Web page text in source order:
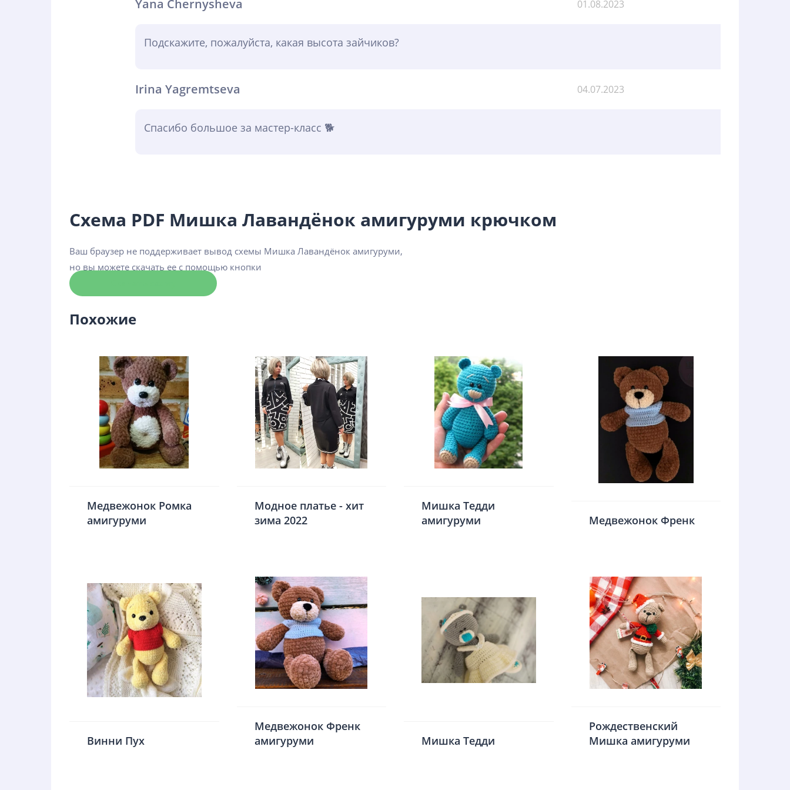
Yana Chernysheva 01.08.2023
Подскажите, пожалуйста, какая высота зайчиков?
Irina Yagremtseva 04.07.2023
Спасибо большое за мастер-класс 🐕
Схема PDF Мишка Лавандёнок амигуруми крючком
Ваш браузер не поддерживает вывод схемы Мишка Лавандёнок амигуруми,
но вы можете скачать ее с помощью кнопки
Похожие
Медвежонок Ромка
амигуруми
Модное платье - хит
зима 2022
Мишка Тедди
амигуруми
Медвежонок Френк
Винни Пух
Медвежонок Френк
амигуруми
Мишка Тедди
Рождественский
Мишка амигуруми